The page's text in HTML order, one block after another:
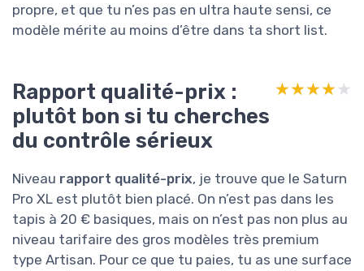
propre, et que tu n’es pas en ultra haute sensi, ce
modèle mérite au moins d’être dans ta short list.
Rapport qualité-prix :
plutôt bon si tu cherches
du contrôle sérieux
★★★★★
★★★★★
Niveau rapport qualité-prix, je trouve que le Saturn
Pro XL est plutôt bien placé. On n’est pas dans les
tapis à 20 € basiques, mais on n’est pas non plus au
niveau tarifaire des gros modèles très premium
type Artisan. Pour ce que tu paies, tu as une surface